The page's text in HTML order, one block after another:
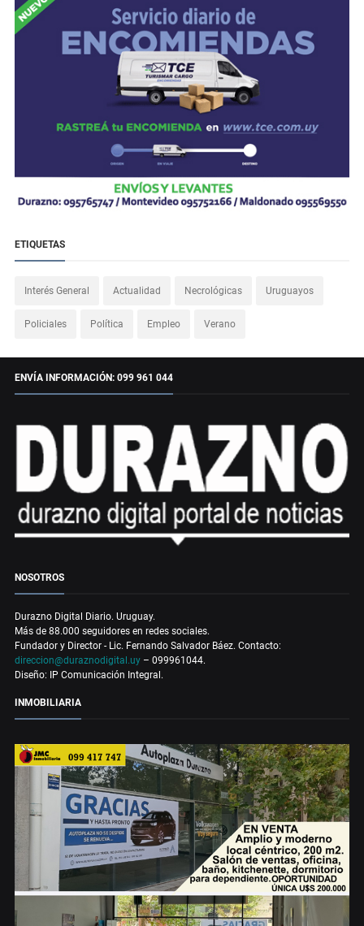
ETIQUETAS
Interés General Actualidad Necrológicas Uruguayos
Policiales Política Empleo Verano
ENVÍA INFORMACIÓN: 099 961 044
NOSOTROS
Durazno Digital Diario. Uruguay.
Más de 88.000 seguidores en redes sociales.
Fundador y Director - Lic. Fernando Salvador Báez. Contacto:
direccion@duraznodigital.uy – 099961044.
Diseño: IP Comunicación Integral.
INMOBILIARIA